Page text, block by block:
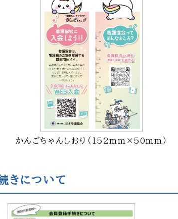
かんごちゃんしおり（152mm×50mm）
きについて